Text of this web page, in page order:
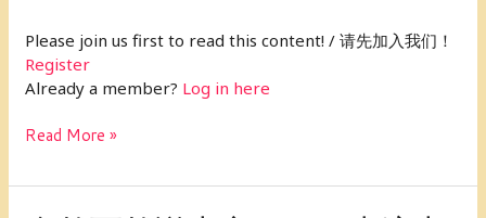
Please join us first to read this content! / 请先加入我们！
Register
Already a member? Log in here
出
错
而
敢
口
Read More »